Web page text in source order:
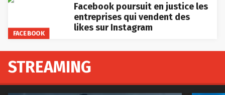
FACEBOOK
Facebook poursuit en justice les
entreprises qui vendent des
likes sur Instagram
STREAMING